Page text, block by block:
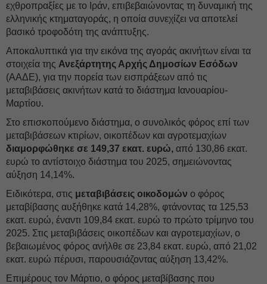
εχθροπραξίες με το Ιράν, επιβεβαιώνοντας τη δυναμική της
ελληνικής κτηματαγοράς, η οποία συνεχίζει να αποτελεί
βασικό τροφοδότη της ανάπτυξης.
Αποκαλυπτικά για την εικόνα της αγοράς ακινήτων είναι τα
στοιχεία της Ανεξάρτητης Αρχής Δημοσίων Εσόδων
(ΑΑΔΕ), για την πορεία των εισπράξεων από τις
μεταβιβάσεις ακινήτων κατά το διάστημα Ιανουαρίου-
Μαρτίου.
Στο επισκοπούμενο διάστημα, ο συνολικός φόρος επί των
μεταβιβάσεων κτιρίων, οικοπέδων και αγροτεμαχίων
διαμορφώθηκε σε 149,37 εκατ. ευρώ, από 130,86 εκατ.
ευρώ το αντίστοιχο διάστημα του 2025, σημειώνοντας
αύξηση 14,14%.
Ειδικότερα, στις μεταβιβάσεις οικοδομών ο φόρος
μεταβίβασης αυξήθηκε κατά 14,28%, φτάνοντας τα 125,53
εκατ. ευρώ, έναντι 109,84 εκατ. ευρώ το πρώτο τρίμηνο του
2025. Στις μεταβιβάσεις οικοπέδων και αγροτεμαχίων, ο
βεβαιωμένος φόρος ανήλθε σε 23,84 εκατ. ευρώ, από 21,02
εκατ. ευρώ πέρυσι, παρουσιάζοντας αύξηση 13,42%.
Επιμέρους τον Μάρτιο, ο φόρος μεταβίβασης που